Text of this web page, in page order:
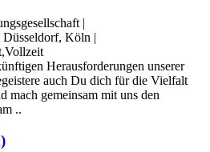
|
Köln |
Herausforderungen unserer
auch Du dich für die Vielfalt
mach gemeinsam mit uns den
..